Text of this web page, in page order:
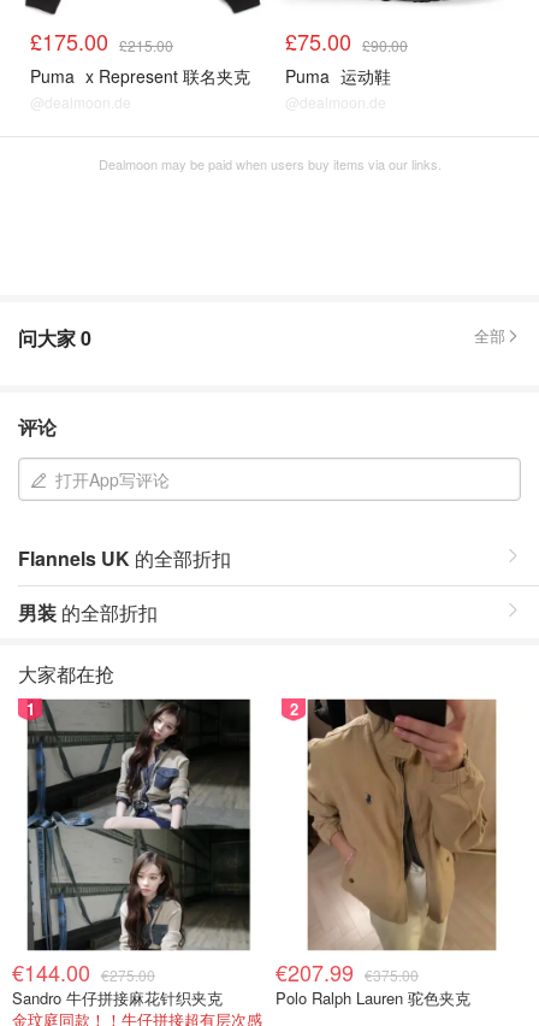
£175.00 £215.00
Puma x Represent 联名夹克
@dealmoon.de
£75.00 £90.00
Puma 运动鞋
@dealmoon.de
Dealmoon may be paid when users buy items via our links.
问大家0 全部
评论
打开App写评论
Flannels UK 的全部折扣
男装 的全部折扣
大家都在抢
1
€144.00 €275.00
Sandro 牛仔拼接麻花针织夹克
金玟庭同款！！牛仔拼接超有层次感
2
€207.99 €375.00
Polo Ralph Lauren 驼色夹克